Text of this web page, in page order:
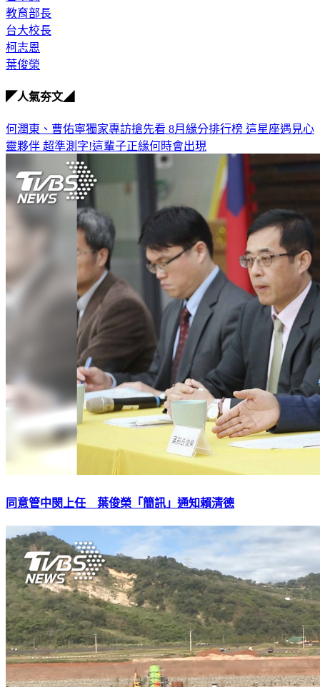
教育部長
台大校長
柯志恩
葉俊榮
◤人氣夯文◢
何潤東、曹佑寧獨家專訪搶先看 8月緣分排行榜 這星座遇見心
靈夥伴 超準測字!這輩子正緣何時會出現
同意管中閔上任 葉俊榮「簡訊」通知賴清德